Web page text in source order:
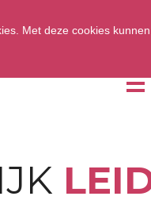
Met deze cookies